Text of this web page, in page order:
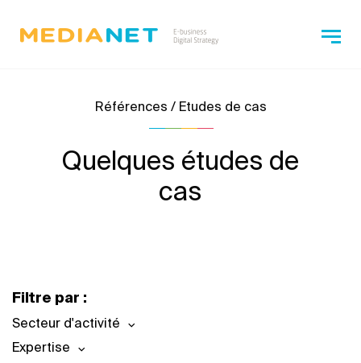
Références / Etudes de cas
Quelques études de
cas
Filtre par :
Secteur d'activité
Expertise